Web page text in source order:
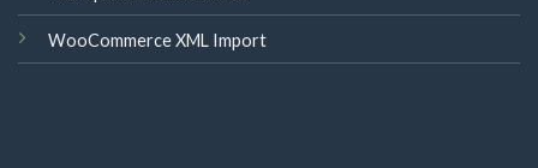
WooCommerce XML Import